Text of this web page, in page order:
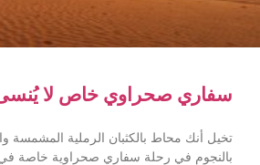
سفاري صحراوي خاص لا
تخيل أنك محاط بالكثبان الرملية المشمسة
بالنجوم في رحلة سفاري صحراوية خاصة في